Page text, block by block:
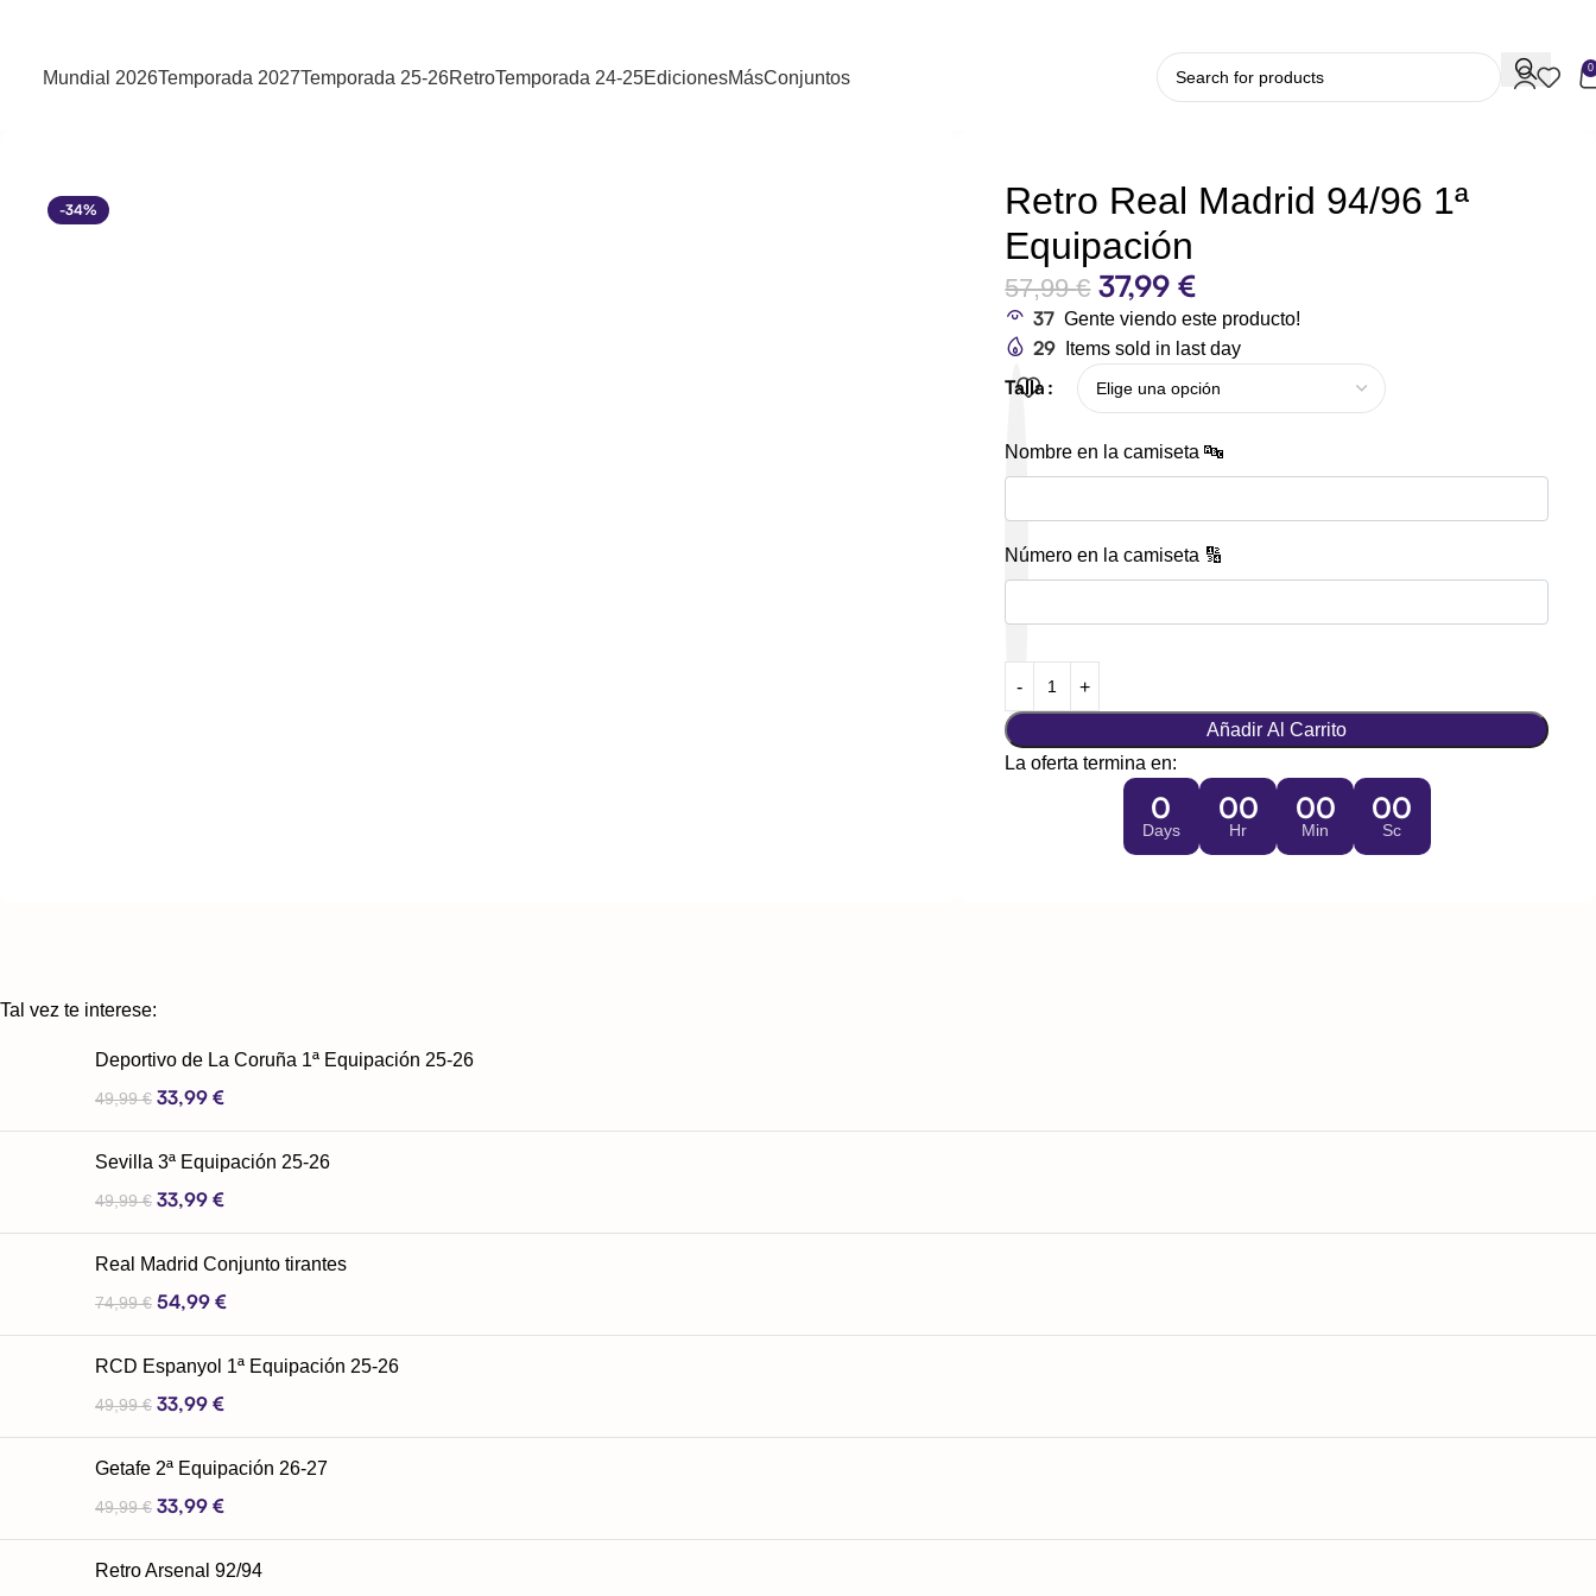
Mundial 2026Temporada 2027Temporada 25-26RetroTemporada 24-25EdicionesMásConjuntos 0
-34%
Retro Real Madrid 94/96 1ª
Equipación
57,99€ 37,99€
37 Gente viendo este producto!
29 Items sold in last day
Talla
Nombre en la camiseta 🔤
Número en la camiseta 🔢
Añadir Al Carrito
La oferta termina en:
0
Days
00
Hr
00
Min
00
Sc
Tal vez te interese:
Deportivo de La Coruña 1ª Equipación 25-26
49,99€ 33,99 €
Sevilla 3ª Equipación 25-26
49,99€ 33,99 €
Real Madrid Conjunto tirantes
74,99€ 54,99 €
RCD Espanyol 1ª Equipación 25-26
49,99€ 33,99 €
Getafe 2ª Equipación 26-27
49,99€ 33,99 €
Retro Arsenal 92/94